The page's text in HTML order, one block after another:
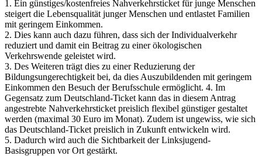
1. Ein günstiges/kostenfreies Nahverkehrsticket für junge Menschen
steigert die Lebensqualität junger Menschen und entlastet Familien
mit geringem Einkommen.
2. Dies kann auch dazu führen, dass sich der Individualverkehr
reduziert und damit ein Beitrag zu einer ökologischen
Verkehrswende geleistet wird.
3. Des Weiteren trägt dies zu einer Reduzierung der
Bildungsungerechtigkeit bei, da dies Auszubildenden mit geringem
Einkommen den Besuch der Berufsschule ermöglicht. 4. Im
Gegensatz zum Deutschland-Ticket kann das in diesem Antrag
angestrebte Nahverkehrsticket preislich flexibel günstiger gestaltet
werden (maximal 30 Euro im Monat). Zudem ist ungewiss, wie sich
das Deutschland-Ticket preislich in Zukunft entwickeln wird.
5. Dadurch wird auch die Sichtbarkeit der Linksjugend-
Basisgruppen vor Ort gestärkt.